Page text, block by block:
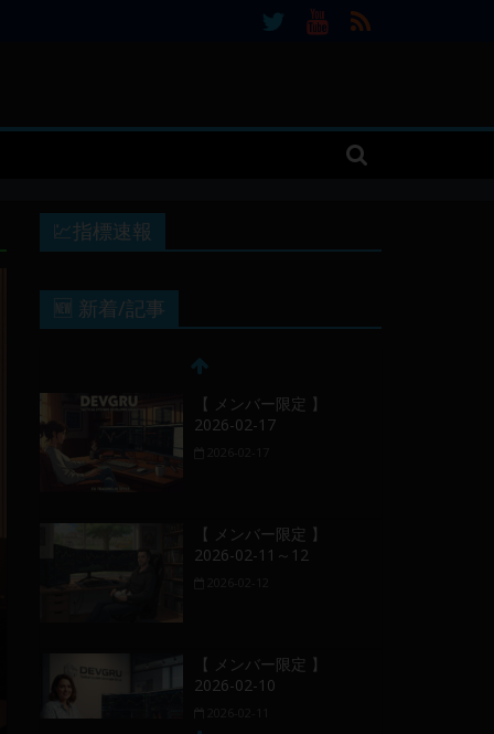
💹指標速報
🆕 新着/記事
【 メンバー限定 】
2026-02-17
【 メンバー限定 】
2026-02-11～12
【 メンバー限定 】
2026-02-10